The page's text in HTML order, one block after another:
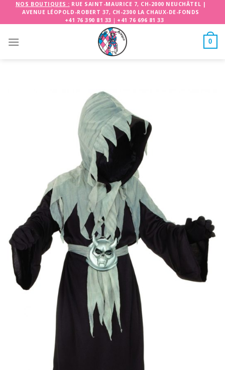
NOS BOUTIQUES : RUE SAINT-MAURICE 7, CH-2000 NEUCHÂTEL |
AVENUE LÉOPOLD-ROBERT 37, CH-2300 LA CHAUX-DE-FONDS
+41 76 390 81 33 | +41 76 696 81 33
0